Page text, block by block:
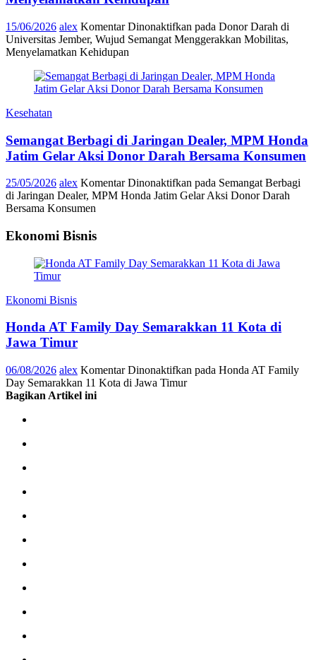
15/06/2026 alex Komentar Dinonaktifkan pada Donor Darah di
Universitas Jember, Wujud Semangat Menggerakkan Mobilitas,
Menyelamatkan Kehidupan
Kesehatan
Semangat Berbagi di Jaringan Dealer, MPM Honda
Jatim Gelar Aksi Donor Darah Bersama Konsumen
25/05/2026 alex Komentar Dinonaktifkan pada Semangat Berbagi
di Jaringan Dealer, MPM Honda Jatim Gelar Aksi Donor Darah
Bersama Konsumen
Ekonomi Bisnis
Ekonomi Bisnis
Honda AT Family Day Semarakkan 11 Kota di
Jawa Timur
06/08/2026 alex Komentar Dinonaktifkan pada Honda AT Family
Day Semarakkan 11 Kota di Jawa Timur
Bagikan Artikel ini